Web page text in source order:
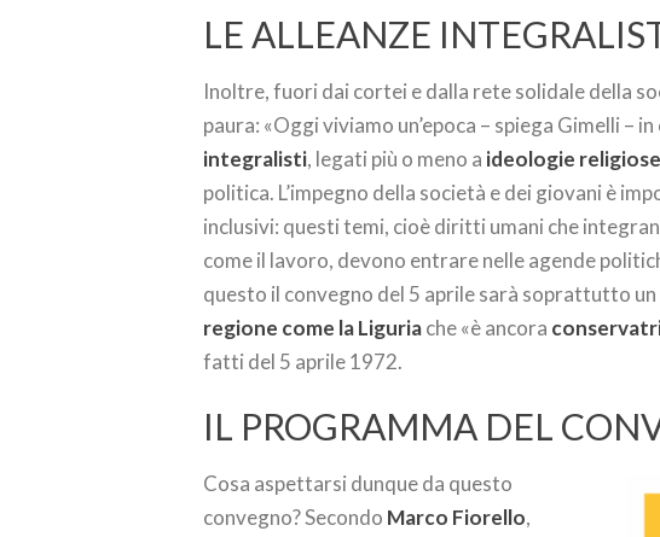
LE ALLEANZE
Inoltre, fuori dai cortei e dalla rete solidale della
paura: «Oggi viviamo un’epoca – spiega Gimelli – in
integralisti, legati più o meno a ideologie religiose
politica. L’impegno della società e dei giovani è
inclusivi: questi temi, cioè diritti umani che
come il lavoro, devono entrare nelle agende
questo il convegno del 5 aprile sarà soprattutto
regione come la Liguriache «è ancora
fatti del 5 aprile 1972.
IL PROGRAMMA DEL
Cosa aspettarsi dunque da questo
convegno? Secondo Marco Fiorello,